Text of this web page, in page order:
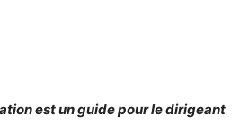
est un guide pour le dirigeant